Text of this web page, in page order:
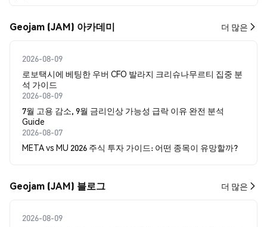
Geojam (JAM) 아카데미 더 많은
2026-08-09
로보택시에 베팅한 우버 CFO 발라지 크리슈나무르티 집중 분
석 가이드
2026-08-09
7월 고용 감소, 9월 금리인상 가능성 급락 이유 완전 분석
Guide
2026-08-07
META vs MU 2026 주식 투자 가이드: 어떤 종목이 유망할까?
Geojam (JAM) 블로그 더 많은
2026-08-09